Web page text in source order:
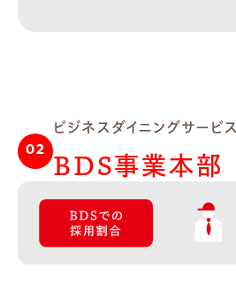
02
ビジネスダイニングサービス
BDS事業本部